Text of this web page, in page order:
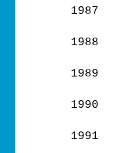
1987
1988
1989
1990
1991